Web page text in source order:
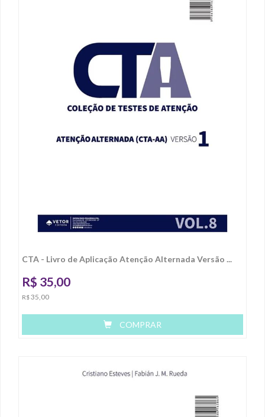
CTA - Livro de Aplicação Atenção Alternada Versão ...
R$ 35,00
R$35,00
COMPRAR